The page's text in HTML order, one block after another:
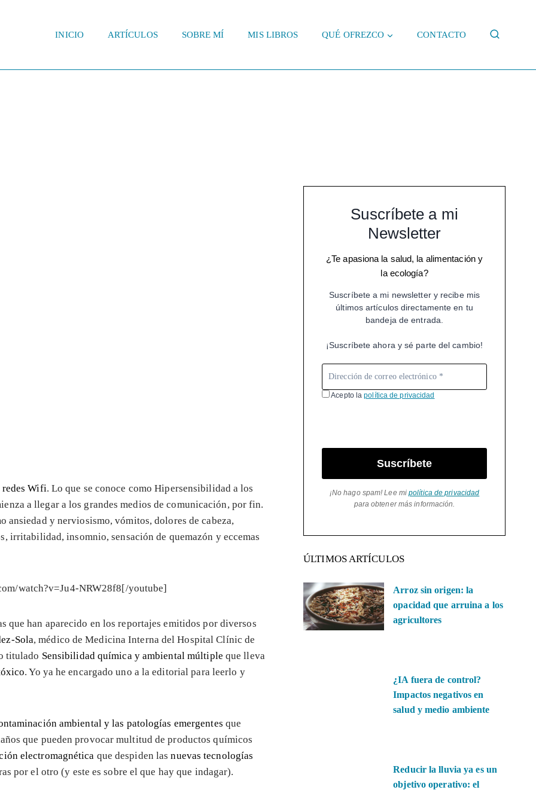
INICIO ARTÍCULOS SOBRE MÍ MIS LIBROS QUÉ OFREZCO CONTACTO
redes Wifi. Lo que se conoce como Hipersensibilidad a los
a llegar a los grandes medios de comunicación, por fin.
ansiedad y nerviosismo, vómitos, dolores de cabeza,
irritabilidad, insomnio, sensación de quemazón y eccemas
watch?v=Ju4-NRW28f8[/youtube]
que han aparecido en los reportajes emitidos por diversos
Sola, médico de Medicina Interna del Hospital Clínic de
titulado Sensibilidad química y ambiental múltiple que lleva
. Yo ya he encargado uno a la editorial para leerlo y
ambiental y las patologías emergentes que
que pueden provocar multitud de productos químicos
electromagnética que despiden lasnuevas tecnologías
por el otro (y este es sobre el que hay que indagar).
Suscríbete a mi
Newsletter
¿Te apasiona la salud, la alimentación y
la ecología?
Suscríbete a mi newsletter y recibe mis
últimos artículos directamente en tu
bandeja de entrada.
¡Suscríbete ahora y sé parte del cambio!
Acepto lapolítica de privacidad
Suscríbete
¡No hago spam! Lee mipolítica de privacidad
para obtener más información.
ÚLTIMOS ARTÍCULOS
Arroz sin origen: la
opacidad que arruina a los
agricultores
¿IA fuera de control?
Impactos negativos en
salud y medio ambiente
Reducir la lluvia ya es un
objetivo operativo: el